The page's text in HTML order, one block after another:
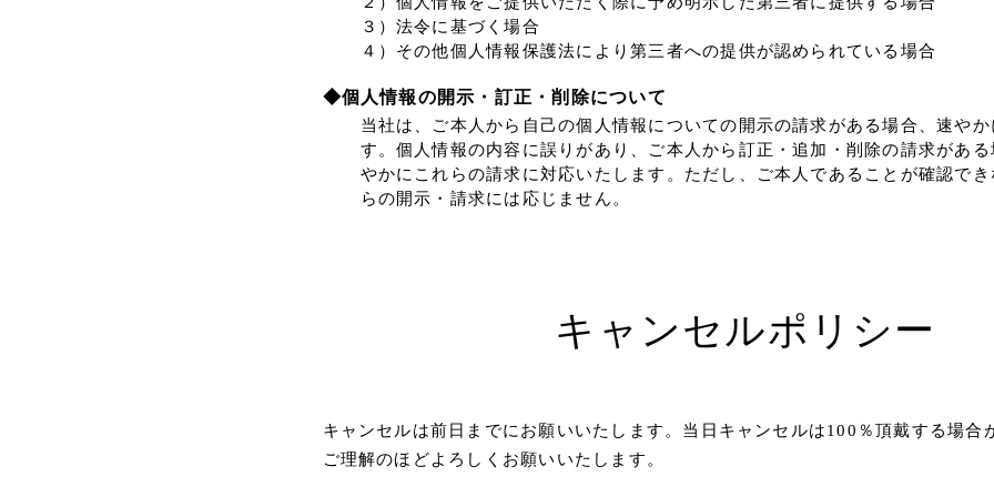
３）法令に基づく場合
４）その他個人情報保護法により第三者への提供が認められている場合
◆個人情報の開示・訂正・削除について
当社は、ご本人から自己の個人情報についての開示の請求がある場合、速や
す。個人情報の内容に誤りがあり、ご本人から訂正・追加・削除の請求があ
やかにこれらの請求に対応いたします。ただし、ご本人であることが確認で
らの開示・請求には応じません。
キャンセルポリシー
キャンセルは前日までにお願いいたします。当日キャンセルは100％頂戴する場合
ご理解のほどよろしくお願いいたします。